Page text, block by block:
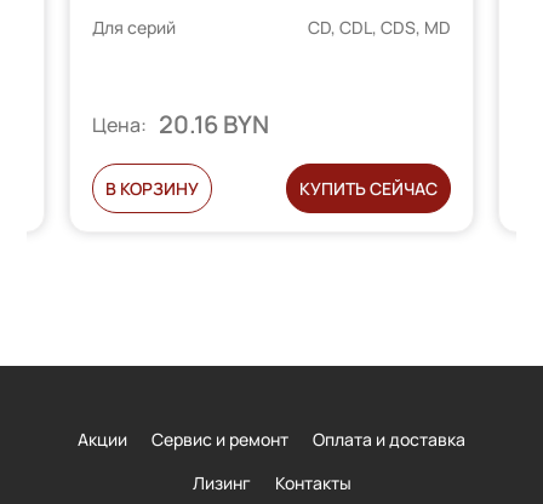
Для серий CD, CDL, CDS, MD
Цена: 20.16 BYN
В КОРЗИНУ КУПИТЬ СЕЙЧАС
Акции Сервис и ремонт
Оплата и доставка
Лизинг
Контакты